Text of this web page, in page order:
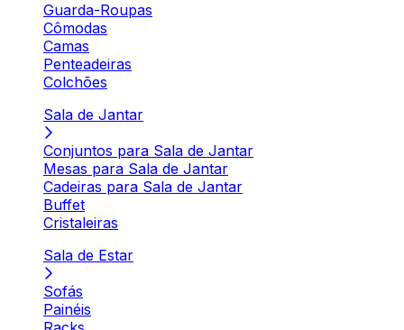
Guarda-Roupas
Cômodas
Camas
Penteadeiras
Colchões
Sala de Jantar
Conjuntos para Sala de Jantar
Mesas para Sala de Jantar
Cadeiras para Sala de Jantar
Buffet
Cristaleiras
Sala de Estar
Sofás
Painéis